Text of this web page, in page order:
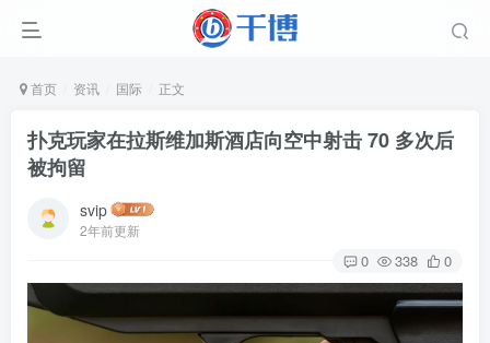
首页 资讯 国际 正文
扑克玩家在拉斯维加斯酒店向空中射击 70 多次后
被拘留
svip
2年前更新
0 338 0